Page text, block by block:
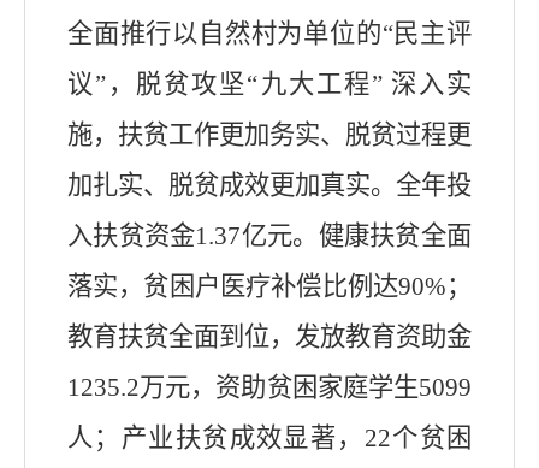
全面推行以自然村为单位的“民主评
议”， 脱贫攻坚“九大工程” 深入实
施，扶贫工作更加务实、脱贫过程更
加扎实、脱贫成效更加真实。全年投
入扶贫资金1.37亿元。健康扶贫全面
落实，贫困户医疗补偿比例达90%；
教育扶贫全面到位，发放教育资助金
1235.2万元，资助贫困家庭学生5099
人；产业扶贫成效显著， 22个贫困